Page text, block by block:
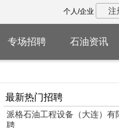
个人/企业 注
专场招聘 石油资讯
最新热门招聘
派格石油工程设备（大连）有
聘